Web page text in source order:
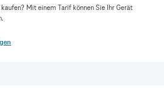
Mit einem Tarif können Sie Ihr Gerät